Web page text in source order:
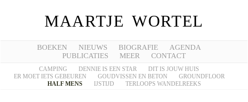
MAARTJE WORTEL
BOEKEN NIEUWS BIOGRAFIE
AGENDA
PUBLICATIES
MEER CONTACT
CAMPING DENNIE IS EEN STAR
DIT IS JOUW HUIS
ER MOET IETS GEBEUREN
GOUDVISSEN EN BETON
GROUNDFLOOR
HALF MENS
IJSTIJD TERLOOPS WANDELREEKS